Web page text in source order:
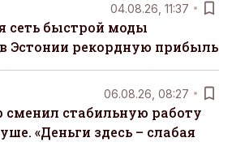
04.08.26, 11:37
сеть быстрой моды
Эстонии рекордную прибыль
06.08.26, 08:27
сменил стабильную работу
«Деньги здесь – слабая